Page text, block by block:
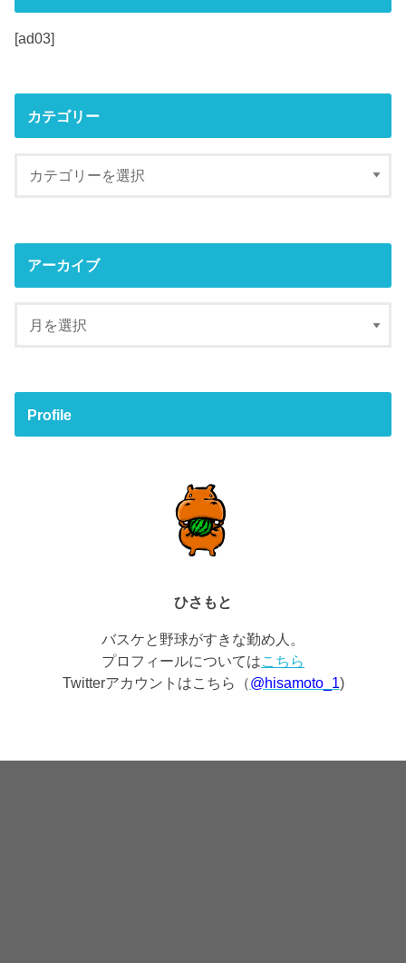
[ad03]
カテゴリー
アーカイブ
Profile
ひさもと
バスケと野球がすきな勤め人。
プロフィールについてはこちら
Twitterアカウントはこちら（@hisamoto_1)